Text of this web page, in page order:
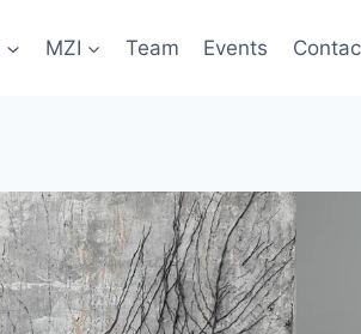
MZI Team Events